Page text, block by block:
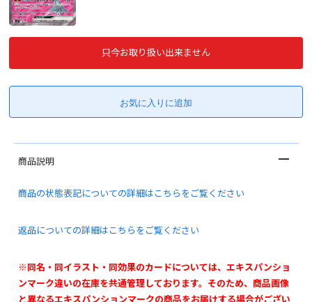
只今お取り扱い出来ません
商品説明
商品の状態表記についての詳細はこちらをご覧ください
返品についての詳細はこちらをご覧ください
※同名・同イラスト・同効果のカードについては、エキスパンショ
ンマーク違いの在庫を共通管理しております。そのため、商品画像
と異なるエキスパンションマークの商品をお届けする場合がござい